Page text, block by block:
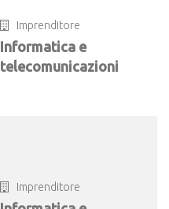
Imprenditore
Informatica e
telecomunicazioni
Imprenditore